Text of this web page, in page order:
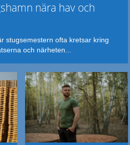
nära hav och
stugsemestern ofta kretsar kring
och närheten...